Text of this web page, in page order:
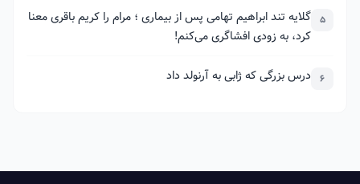
5 گلایه تند ابراهیم تهامی پس از بیماری ؛ مرام را کریم باقری معنا
کرد، به زودی افشاگری می‌کنم!
6 درس بزرگی که ژابی به آرنولد داد